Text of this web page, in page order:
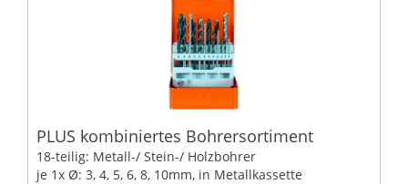
PLUS kombiniertes Bohrersortiment
18-teilig: Metall-/ Stein-/ Holzbohrer
je 1x Ø: 3, 4, 5, 6, 8, 10mm, in Metallkassette